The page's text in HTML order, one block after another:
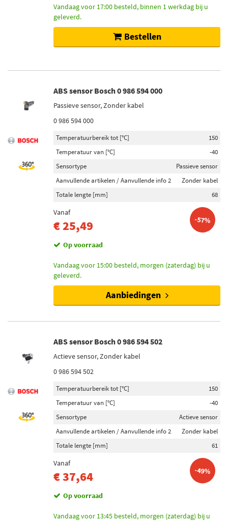
Vandaag voor 17:00 besteld, binnen 1 werkdag bij u
geleverd.
Bestellen
ABS sensor Bosch 0 986 594 000
Passieve sensor, Zonder kabel
0 986 594 000
Temperatuurbereik tot [°C]
150
Temperatuur van [°C]
-40
Sensortype
Passieve sensor
Aanvullende artikelen / Aanvullende info 2
Zonder kabel
Totale lengte [mm]
68
Vanaf
€ 25,49 -57%
Op voorraad
Vandaag voor 15:00 besteld, morgen (zaterdag) bij u
geleverd.
Aanbiedingen
ABS sensor Bosch 0 986 594 502
Actieve sensor, Zonder kabel
0 986 594 502
Temperatuurbereik tot [°C]
150
Temperatuur van [°C]
-40
Sensortype
Actieve sensor
Aanvullende artikelen / Aanvullende info 2
Zonder kabel
Totale lengte [mm]
61
Vanaf
€ 37,64 -49%
Op voorraad
Vandaag voor 13:45 besteld, morgen (zaterdag) bij u